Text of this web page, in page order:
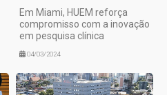
Em Miami, HUEM reforça
compromisso com a inovação
em pesquisa clínica
04/03/2024